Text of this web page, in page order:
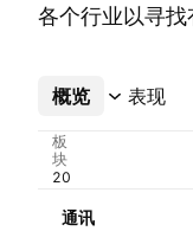
各个行业以寻找
概览 表现
更多
板
块
通讯